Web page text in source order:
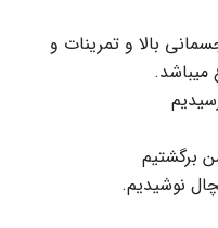
بالا و تمرینات و
میباشد.
برگشتیم
نوشیدیم.